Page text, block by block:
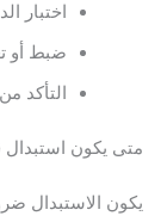
اختبار
ضبط أو
التأكد
متى يكون استبدال
يكون الاستبدال